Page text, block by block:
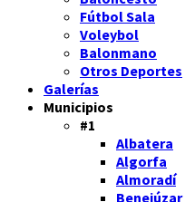
Fútbol Sala
Voleybol
Balonmano
Otros Deportes
Galerías
Municipios
#1
Albatera
Algorfa
Almoradí
Benejúzar